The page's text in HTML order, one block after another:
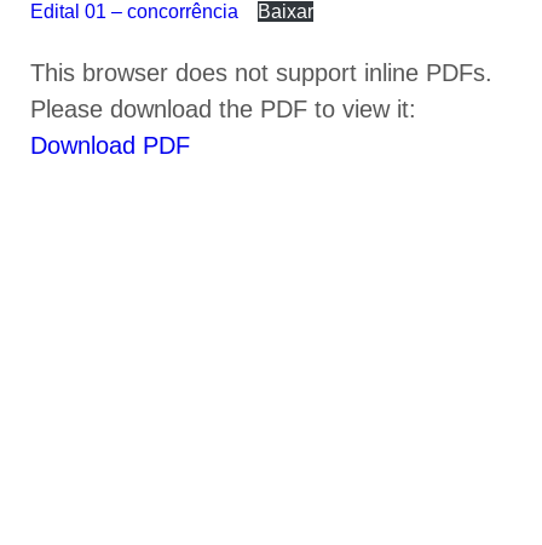
Edital 01 – concorrência Baixar
This browser does not support inline PDFs.
Please download the PDF to view it:
Download PDF